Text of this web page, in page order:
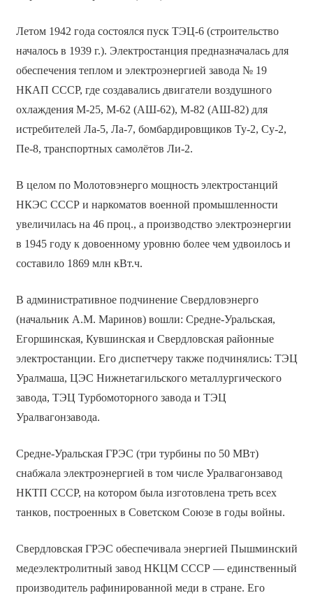
Летом 1942 года состоялся пуск ТЭЦ-6 (строительство
началось в 1939 г.). Электростанция предназначалась для
обеспечения теплом и электроэнергией завода № 19
НКАП СССР, где создавались двигатели воздушного
охлаждения М-25, М-62 (АШ-62), М-82 (АШ-82) для
истребителей Ла-5, Ла-7, бомбардировщиков Ту-2, Су-2,
Пе-8, транспортных самолётов Ли-2.
В целом по Молотовэнерго мощность электростанций
НКЭС СССР и наркоматов военной промышленности
увеличилась на 46 проц., а производство электроэнергии
в 1945 году к довоенному уровню более чем удвоилось и
составило 1869 млн кВт.ч.
В административное подчинение Свердловэнерго
(начальник А.М. Маринов) вошли: Средне-Уральская,
Егоршинская, Кувшинская и Свердловская районные
электростанции. Его диспетчеру также подчинялись: ТЭЦ
Уралмаша, ЦЭС Нижнетагильского металлургического
завода, ТЭЦ Турбомоторного завода и ТЭЦ
Уралвагонзавода.
Средне-Уральская ГРЭС (три турбины по 50 МВт)
снабжала электроэнергией в том числе Уралвагонзавод
НКТП СССР, на котором была изготовлена треть всех
танков, построенных в Советском Союзе в годы войны.
Свердловская ГРЭС обеспечивала энергией Пышминский
медеэлектролитный завод НКЦМ СССР — единственный
производитель рафинированной меди в стране. Его